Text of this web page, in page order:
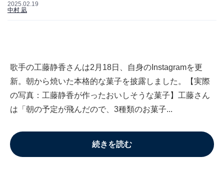
2025.02.19
中村 凪
歌手の工藤静香さんは2月18日、自身のInstagramを更
新。朝から焼いた本格的な菓子を披露しました。【実際
の写真：工藤静香が作ったおいしそうな菓子】工藤さん
は「朝の予定が飛んだので、3種類のお菓子...
続きを読む